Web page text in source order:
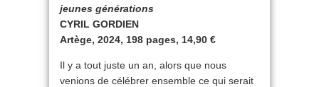
jeunes générations
CYRIL GORDIEN
Artège, 2024, 198 pages, 14,90 €
Il y a tout juste un an, alors que nous
venions de célébrer ensemble ce qui serait